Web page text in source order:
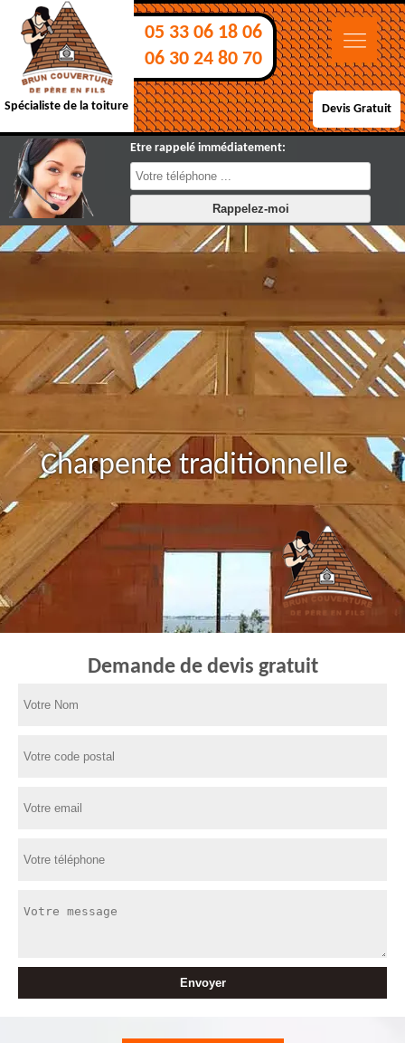
Spécialiste de la toiture
05 33 06 18 06
06 30 24 80 70
Devis Gratuit
Etre rappelé immédiatement:
Charpente traditionnelle
Demande de devis gratuit